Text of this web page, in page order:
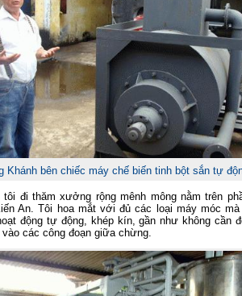
Khánh bên chiếc máy chế biến tinh bột sắn tự
tôi đi thăm xưởng rộng mênh mông nằm trên
An. Tôi hoa mắt với đủ các loại máy móc mà
động tự động, khép kín, gần như không cần
các công đoạn giữa chừng.